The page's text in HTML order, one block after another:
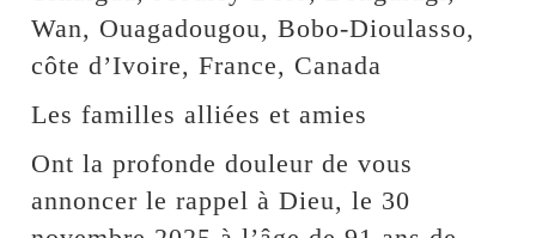
Wan, Ouagadougou, Bobo-Dioulasso,
côte d’Ivoire, France, Canada
Les familles alliées et amies
Ont la profonde douleur de vous
annoncer le rappel à Dieu, le 30